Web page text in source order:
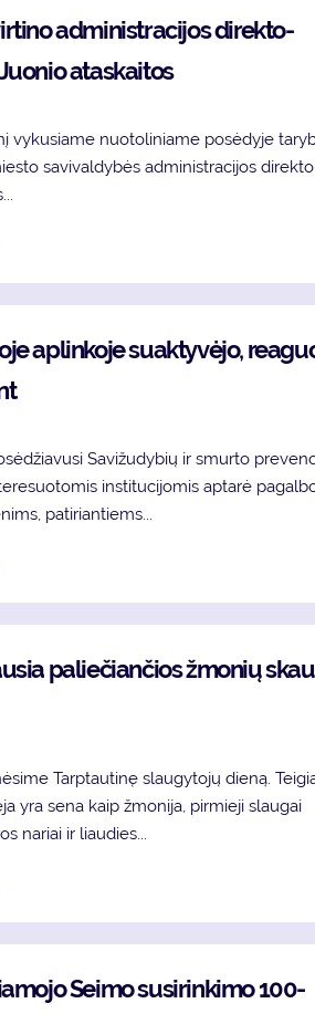
ad­mi­nist­ra­ci­jos di­rek­to­
ata­skai­tos
vy­ku­sia­me nuo­to­li­nia­me po­sė­dy­je
sa­vi­val­dy­bės ad­mi­nist­ra­ci­jos
ap­lin­ko­je su­ak­ty­vė­jo,
Sa­vi­žu­dy­bių ir smur­to
ins­ti­tu­ci­jo­mis ap­ta­rė
pa­ti­rian­tiems...
pa­lie­čian­čios žmo­nių
Tarp­tau­ti­nę slau­gy­to­jų die­ną.
yra se­na kaip žmo­ni­ja, pir­mie­ji slau­gai
na­riai ir liau­dies...
Sei­mo su­si­rin­ki­mo 100-